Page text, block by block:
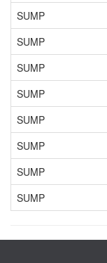
SUMP
SUMP
SUMP
SUMP
SUMP
SUMP
SUMP
SUMP